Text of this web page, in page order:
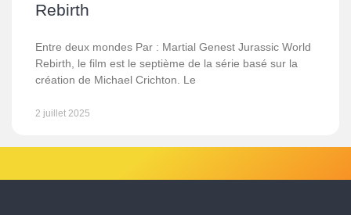
Rebirth
Entre deux mondes Par : Martial Genest Jurassic World
Rebirth, le film est le septième de la série basé sur la
création de Michael Crichton. Le
2 juillet 2025